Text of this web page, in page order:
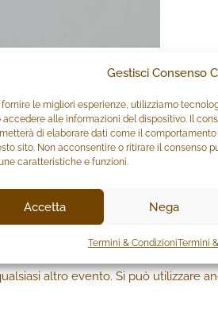
Gestisci Consenso
fornire le migliori esperienze, utilizziamo
alle informazioni del dispositivo. Il
di elaborare dati come il
sito. Non acconsentire o ritirare il consenso
caratteristiche e funzioni.
Accetta Nega
Termini & CondizioniTermini
ADDIZIONALI
zirconi di colore celeste. La
altro evento. Si può utilizzare